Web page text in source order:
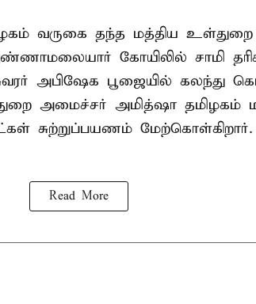
வருகை தந்த மத்திய
கோயிலில் சாமி
அபிஷேக பூஜையில் கலந்து
அமைச்சர் அமித்ஷா தமிழகம்
சுற்றுப்பயணம்
Read More